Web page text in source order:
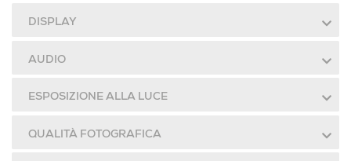
DISPLAY
AUDIO
ESPOSIZIONE ALLA LUCE
QUALITÀ FOTOGRAFICA